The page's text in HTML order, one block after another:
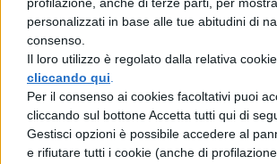
personalizzati in base alle tue abitudini di
consenso.
Il loro utilizzo è regolato dalla relativa cookie
cliccando qui
Per il consenso ai cookies facoltativi puoi
cliccando sul bottone Accetta tutti qui di
Gestisci opzioni è possibile accedere al
e rifiutare tutti i cookie (anche di
Calcolo delle X= -28/ -14 = + 2
valori entrambi con il meno si
positivo +)
Calcolo delle Y= 7/ -14 = – 1/3
valori differenti, con – e + il